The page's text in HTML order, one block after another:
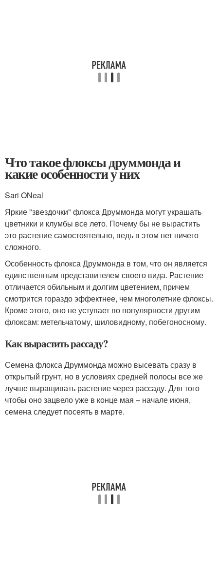
Что такое флоксы друммонда и
какие особенности у них
Sari ONeal
Яркие "звездочки" флокса Друммонда могут украшать
цветники и клумбы все лето. Почему бы не вырастить
это растение самостоятельно, ведь в этом нет ничего
сложного.
Особенность флокса Друммонда в том, что он является
единственным представителем своего вида. Растение
отличается обильным и долгим цветением, причем
смотрится гораздо эффектнее, чем многолетние флоксы.
Кроме этого, оно не уступает по популярности другим
флоксам: метельчатому, шиловидному, побегоносному.
Как вырастить рассаду?
Семена флокса Друммонда можно высевать сразу в
открытый грунт, но в условиях средней полосы все же
лучше выращивать растение через рассаду. Для того
чтобы оно зацвело уже в конце мая – начале июня,
семена следует посеять в марте.